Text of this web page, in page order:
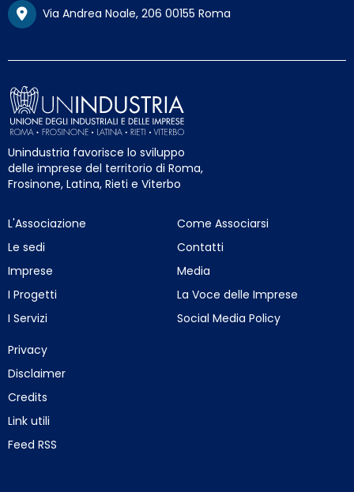
Via Andrea Noale, 206 00155 Roma
Unindustria favorisce lo sviluppo
delle imprese del territorio di Roma,
Frosinone, Latina, Rieti e Viterbo
L'Associazione
Le sedi
Imprese
I Progetti
I Servizi
Come Associarsi
Contatti
Media
La Voce delle Imprese
Social Media Policy
Privacy
Disclaimer
Credits
Link utili
Feed RSS